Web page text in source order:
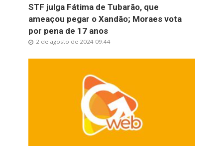
STF julga Fátima de Tubarão, que
ameaçou pegar o Xandão; Moraes vota
por pena de 17 anos
2 de agosto de 2024 09:44